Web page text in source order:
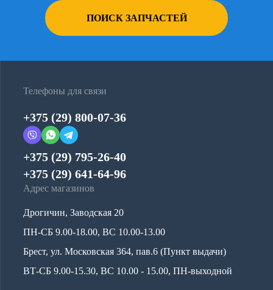
ПОИСК ЗАПЧАСТЕЙ
Телефоны для связи
+375 (29) 800-07-36
+375 (29) 795-26-40
+375 (29) 641-64-96
Адрес магазинов
Дрогичин, Заводская 20
ПН-СБ 9.00-18.00, ВС 10.00-13.00
Брест, ул. Московская 364, пав.6 (Пункт выдачи)
ВТ-СБ 9.00-15.30, ВС 10.00 - 15.00, ПН-выходной